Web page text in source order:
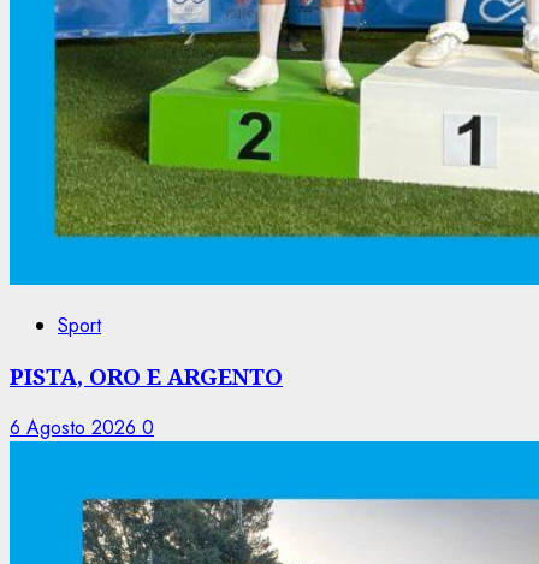
Sport
PISTA, ORO E ARGENTO
6 Agosto 2026 0